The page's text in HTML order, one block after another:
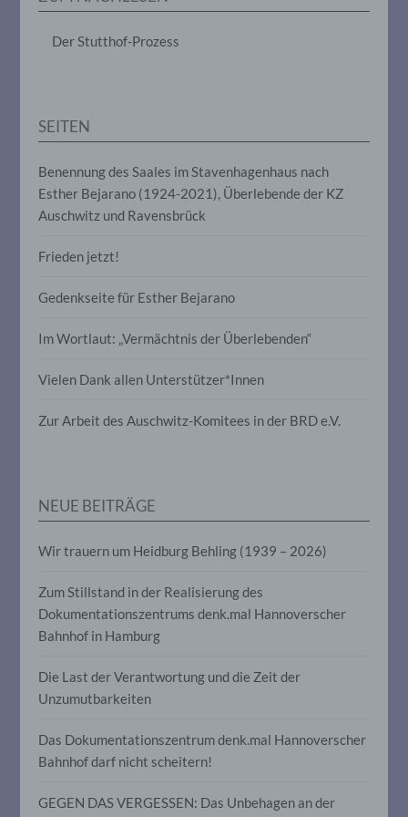
Der Stutthof-Prozess
SEITEN
Benennung des Saales im Stavenhagenhaus nach
Esther Bejarano (1924-2021), Überlebende der KZ
Auschwitz und Ravensbrück
Frieden jetzt!
Gedenkseite für Esther Bejarano
Im Wortlaut: „Vermächtnis der Überlebenden“
Vielen Dank allen Unterstützer*Innen
Zur Arbeit des Auschwitz-Komitees in der BRD e.V.
NEUE BEITRÄGE
Wir trauern um Heidburg Behling (1939 – 2026)
Zum Stillstand in der Realisierung des
Dokumentationszentrums denk.mal Hannoverscher
Bahnhof in Hamburg
Die Last der Verantwortung und die Zeit der
Unzumutbarkeiten
Das Dokumentationszentrum denk.mal Hannoverscher
Bahnhof darf nicht scheitern!
GEGEN DAS VERGESSEN: Das Unbehagen an der
das Ordnen, die Speicherung, die
Auslesen, das Abfragen, die Verwendung,
d) Einschränkung der Verarbeitung
personenbezogener Daten mit dem Ziel,
e) Profiling
Profiling ist jede Art der automatisierten
personenbezogenen Daten verwendet
Arbeitsleistung, wirtschaftlicher Lage,
Gesundheit, persönlicher Vorlieben,
Aufenthaltsort oder Ortswechsel dieser
vorherzusagen.
f) Pseudonymisierung
Pseudonymisierung ist die Verarbeitung
personenbezogener Daten in einer Weise,
ohne Hinzuziehung zusätzlicher
Informationen nicht mehr einer
spezifischen betroffenen Person
zusätzlichen Informationen gesondert